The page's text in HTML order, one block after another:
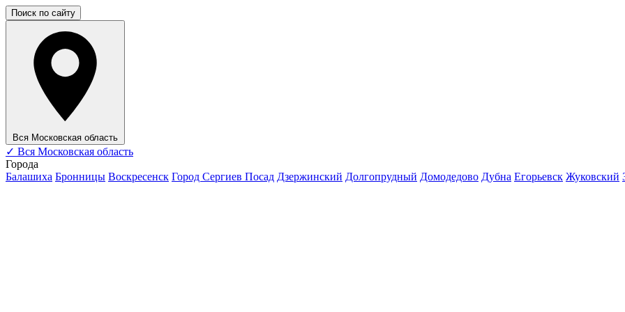
Поиск по сайту
Вся Московская область
✓ Вся Московская область
Города
Балашиха Бронницы Воскресенск Город Сергиев Посад Дзержинский Долгопрудный Домодедово Дубна Егорьевск Жуковский